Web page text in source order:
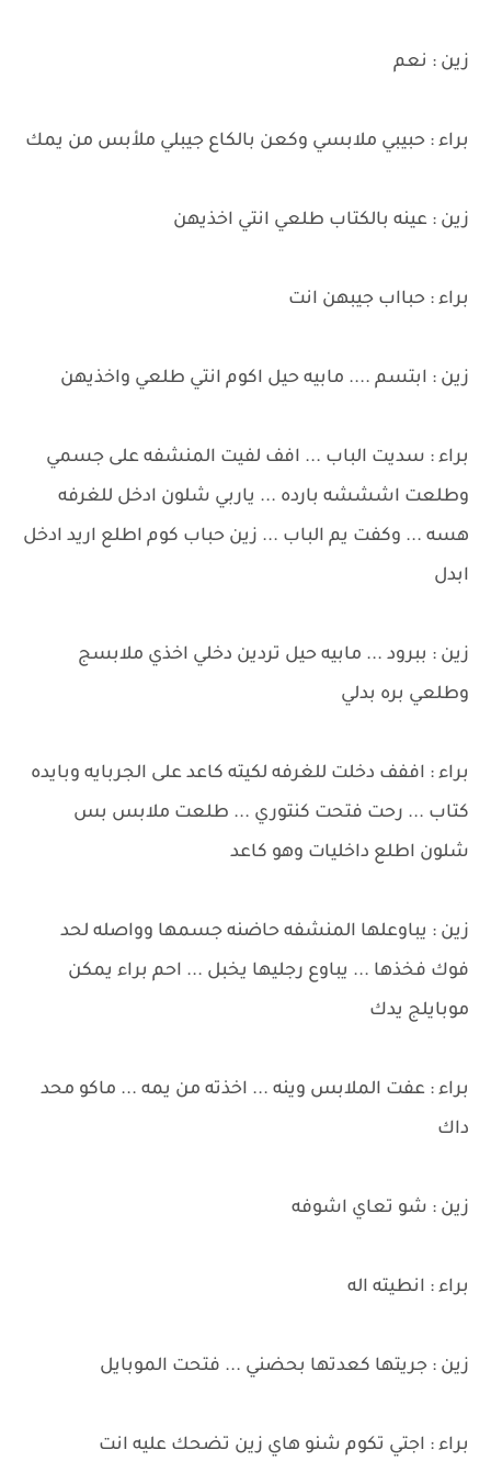
زين : نعم
براء : حبيبي ملابسي وكعن بالكاع جيبلي ملأبس من يمك
زين : عينه بالكتاب طلعي انتي اخذيهن
براء : حبااب جيبهن انت
زين : ابتسم .... مابيه حيل اكوم انتي طلعي واخذيهن
براء : سديت الباب ... افف لفيت المنشفه على جسمي
وطلعت اشششه بارده ... ياربي شلون ادخل للغرفه
هسه ... وكفت يم الباب ... زين حباب كوم اطلع اريد ادخل
ابدل
زين : ببرود ... مابيه حيل تردين دخلي اخذي ملابسج
وطلعي بره بدلي
براء : اففف دخلت للغرفه لكيته كاعد على الجربايه وبايده
كتاب ... رحت فتحت كنتوري ... طلعت ملابس بس
شلون اطلع داخليات وهو كاعد
زين : يباوعلها المنشفه حاضنه جسمها وواصله لحد
فوك فخذها ... يباوع رجليها يخبل ... احم براء يمكن
موبايلج يدك
براء : عفت الملابس وينه ... اخذته من يمه ... ماكو محد
داك
زين : شو تعاي اشوفه
براء : انطيته اله
زين : جريتها كعدتها بحضني ... فتحت الموبايل
براء : اجتي تكوم شنو هاي زين تضحك عليه انت